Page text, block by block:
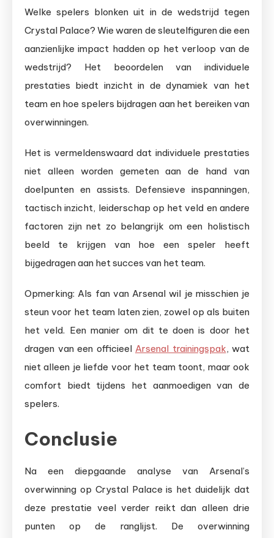
Welke spelers blonken uit in de wedstrijd tegen
Crystal Palace? Wie waren de sleutelfiguren die een
aanzienlijke impact hadden op het verloop van de
wedstrijd? Het beoordelen van individuele
prestaties biedt inzicht in de dynamiek van het
team en hoe spelers bijdragen aan het bereiken van
overwinningen.
Het is vermeldenswaard dat individuele prestaties
niet alleen worden gemeten aan de hand van
doelpunten en assists. Defensieve inspanningen,
tactisch inzicht, leiderschap op het veld en andere
factoren zijn net zo belangrijk om een holistisch
beeld te krijgen van hoe een speler heeft
bijgedragen aan het succes van het team.
Opmerking: Als fan van Arsenal wil je misschien je
steun voor het team laten zien, zowel op als buiten
het veld. Een manier om dit te doen is door het
dragen van een officieel Arsenal trainingspak, wat
niet alleen je liefde voor het team toont, maar ook
comfort biedt tijdens het aanmoedigen van de
spelers.
Conclusie
Na een diepgaande analyse van Arsenal’s
overwinning op Crystal Palace is het duidelijk dat
deze prestatie veel verder reikt dan alleen drie
punten op de ranglijst. De overwinning